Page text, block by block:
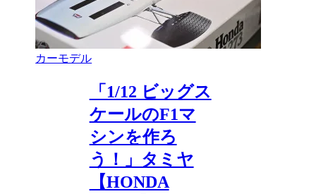
カーモデル
「1/12 ビッグス
ケールのF1マ
シンを作ろ
う！」タミヤ
【HONDA